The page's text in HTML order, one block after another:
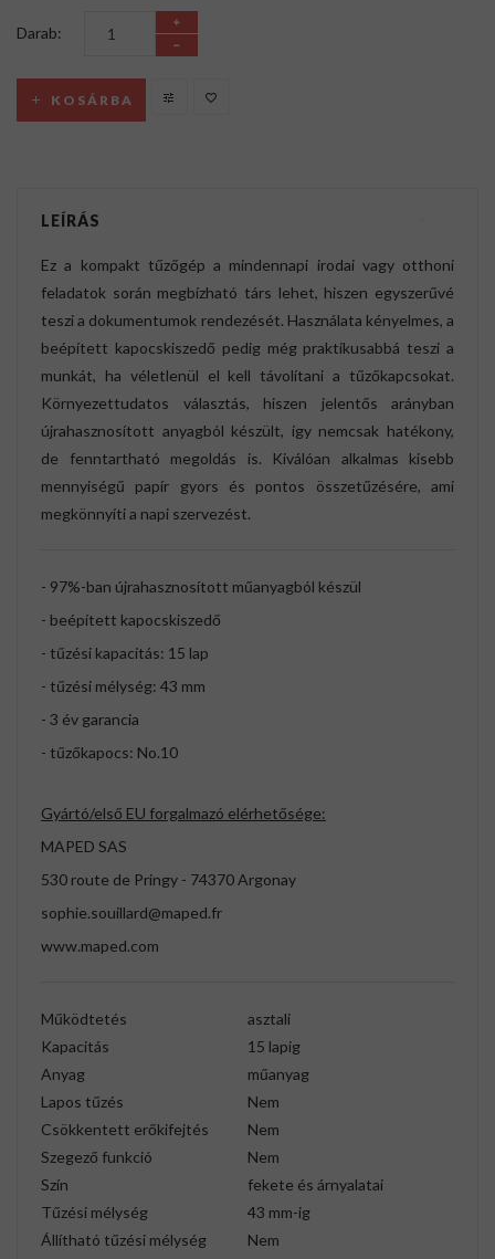
Darab:
KOSÁRBA
LEÍRÁS
Ez a kompakt tűzőgép a mindennapi irodai vagy otthoni
feladatok során megbízható társ lehet, hiszen egyszerűvé
teszi a dokumentumok rendezését. Használata kényelmes, a
beépített kapocskiszedő pedig még praktikusabbá teszi a
munkát, ha véletlenül el kell távolítani a tűzőkapcsokat.
Környezettudatos választás, hiszen jelentős arányban
újrahasznosított anyagból készült, így nemcsak hatékony,
de fenntartható megoldás is. Kiválóan alkalmas kisebb
mennyiségű papír gyors és pontos összetűzésére, ami
megkönnyíti a napi szervezést.
- 97%-ban újrahasznosított műanyagból készül
- beépített kapocskiszedő
- tűzési kapacitás: 15 lap
- tűzési mélység: 43 mm
- 3 év garancia
- tűzőkapocs: No.10
Gyártó/első EU forgalmazó elérhetősége:
MAPED SAS
530 route de Pringy - 74370 Argonay
sophie.souillard@maped.fr
www.maped.com
Működtetés
asztali
Kapacitás
15 lapig
Anyag
műanyag
Lapos tűzés
Nem
Csökkentett erőkifejtés
Nem
Szegező funkció
Nem
Szín
fekete és árnyalatai
Tűzési mélység
43 mm-ig
Állítható tűzési mélység
Nem